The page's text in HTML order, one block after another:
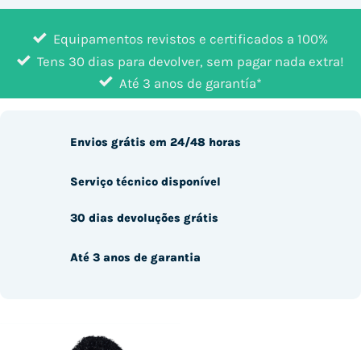
Equipamentos revistos e certificados a 100%
Tens 30 dias para devolver, sem pagar nada extra!
Até 3 anos de garantía*
Envios grátis em 24/48 horas
Serviço técnico disponível
30 dias devoluções grátis
Até 3 anos de garantia